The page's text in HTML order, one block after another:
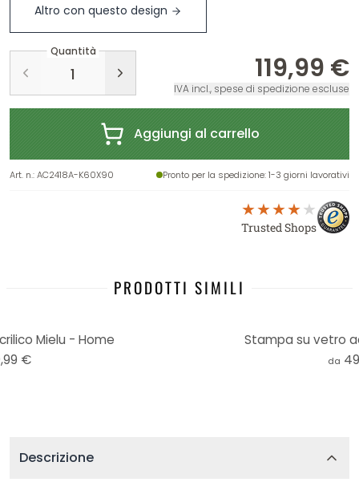
Altro con questo design
Quantità
119,99 €
IVA incl., spese di spedizione escluse
Aggiungi al carrello
Art. n.:AC2418A-K60X90 Pronto per la spedizione: 1-3 giorni lavorativi
Trusted Shops
PRODOTTI SIMILI
Mielu - Home
€
Stampa su vetro
da
Descrizione